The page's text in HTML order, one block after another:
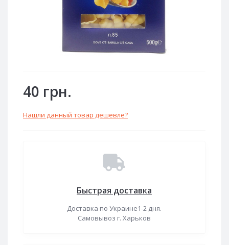
40 грн.
Нашли данный товар дешевле?
Быстрая доставка
Доставка по Украине1-2 дня.
Самовывоз г. Харьков